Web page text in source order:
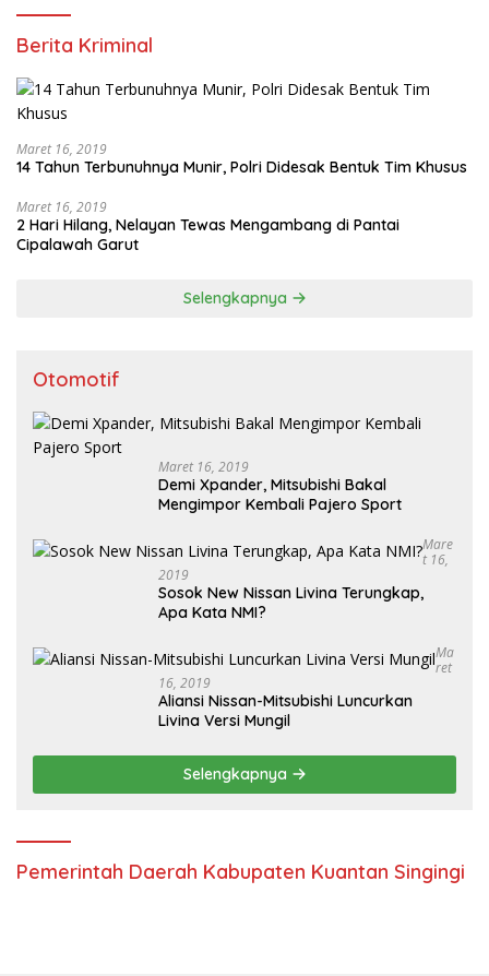
Berita Kriminal
Maret 16, 2019
14 Tahun Terbunuhnya Munir, Polri Didesak Bentuk Tim Khusus
Maret 16, 2019
2 Hari Hilang, Nelayan Tewas Mengambang di Pantai
Cipalawah Garut
Selengkapnya
Otomotif
Maret 16, 2019
Demi Xpander, Mitsubishi Bakal
Mengimpor Kembali Pajero Sport
Mare
T 16,
2019
Sosok New Nissan Livina Terungkap,
Apa Kata NMI?
Ma
Ret
16, 2019
Aliansi Nissan-Mitsubishi Luncurkan
Livina Versi Mungil
Selengkapnya
Pemerintah Daerah Kabupaten Kuantan Singingi